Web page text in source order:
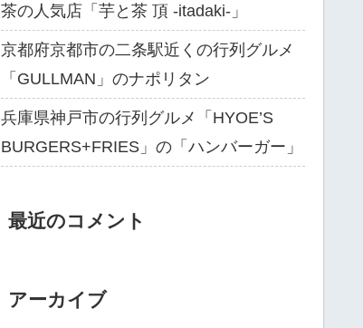
茶の人気店「芋と茶 頂 -itadaki-」
京都府京都市の二条駅近くの行列グルメ
「GULLMAN」のナポリタン
兵庫県神戸市の行列グルメ「HYOE’S
BURGERS+FRIES」の「ハンバーガー」
最近のコメント
アーカイブ